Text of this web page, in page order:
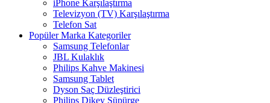
iPhone Karşılaştırma
Televizyon (TV) Karşılaştırma
Telefon Sat
Popüler Marka Kategoriler
Samsung Telefonlar
JBL Kulaklık
Philips Kahve Makinesi
Samsung Tablet
Dyson Saç Düzleştirici
Philips Dikey Süpürge